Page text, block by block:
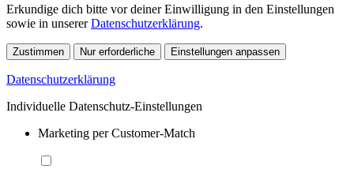
Erkundige dich bitte vor deiner Einwilligung in den Einstellungen
sowie in unsererDatenschutzerklärung.
Zustimmen Nur erforderliche Einstellungen anpassen
Datenschutzerklärung
Individuelle Datenschutz-Einstellungen
Marketing per Customer-Match